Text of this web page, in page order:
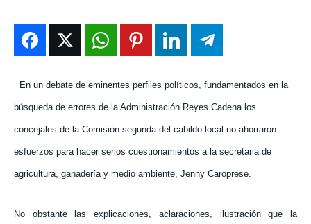
ENTRETENIMIENTO
EN VIVO
INSTITUCIONAL
PUATE CON NOSOTROS
ENTRETENIMIENTO
EN VIVO
INSTITUCIONAL
PUATE CON NOSOTROS
ENTRETENIMIENTO
EN VIVO
INSTITUCIONAL
PUATE CON NOSOTROS
ENTRETENIMIENTO
EN VIVO
INSTITUCIONAL
PUATE CON NOSOTROS
En un debate de eminentes perfiles políticos, fundamentados en la
búsqueda de errores de la Administración Reyes Cadena los
concejales de la Comisión segunda del cabildo local no ahorraron
esfuerzos para hacer serios cuestionamientos a la secretaria de
agricultura, ganadería y medio ambiente, Jenny Caroprese.
No obstante las explicaciones, aclaraciones, ilustración que la